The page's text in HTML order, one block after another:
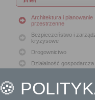
Architektura i planowanie
przestrzenne
Bezpieczeństwo i
kryzysowe
Drogownictwo
Działalność gospodarcza
Geodezja i Kataster
🍪